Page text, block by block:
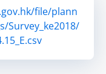
file/plann
Survey_ke2018/